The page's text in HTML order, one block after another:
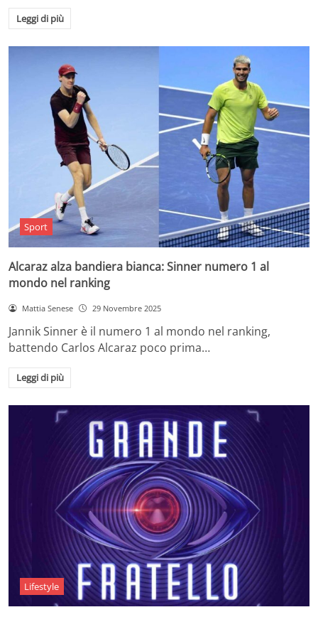
Leggi di più
Sport
Alcaraz alza bandiera bianca: Sinner numero 1 al
mondo nel ranking
Mattia Senese 29 Novembre 2025
Jannik Sinner è il numero 1 al mondo nel ranking,
battendo Carlos Alcaraz poco prima…
Leggi di più
Lifestyle